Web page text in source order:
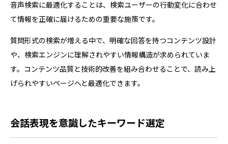
音声検索に最適化することは、検索ユーザーの行動変化に合わせ
て情報を正確に届けるための重要な施策です。
質問形式の検索が増える中で、明確な回答を持つコンテンツ設計
や、検索エンジンに理解されやすい情報構造が求められていま
す。コンテンツ品質と技術的改善を組み合わせることで、読み上
げられやすいページへと最適化できます。
会話表現を意識したキーワード選定